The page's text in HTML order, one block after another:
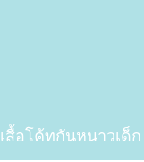
เสื้อโค้ทกันหนาวเด็ก